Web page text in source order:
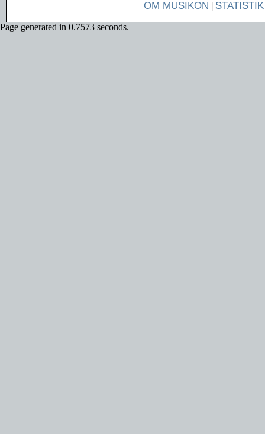
OM MUSIKON | STATISTIK
Page generated in 0.7573 seconds.